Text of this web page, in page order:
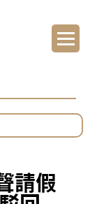
薇曝首要任務：
請假